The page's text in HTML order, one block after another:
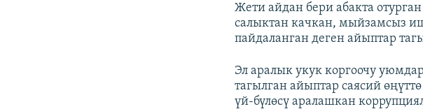
Жети айдан бери абакта
салыктан качкан, мыйзамсыз
пайдаланган деген айыптар
Эл аралык укук коргоочу
тагылган айыптар саясий
үй-бүлөсү аралашкан